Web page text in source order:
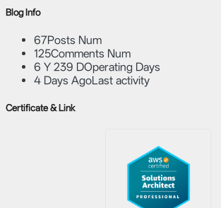
Blog Info
67Posts Num
125Comments Num
6 Y 239 DOperating Days
4 Days AgoLast activity
Certificate & Link